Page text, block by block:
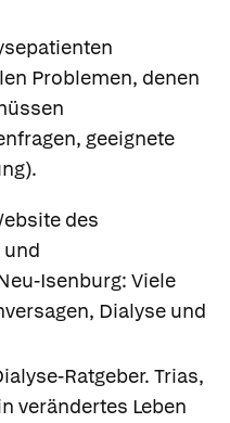
Problemen, denen
geeignete
des
Isenburg: Viele
Dialyse und
Ratgeber. Trias,
verändertes Leben